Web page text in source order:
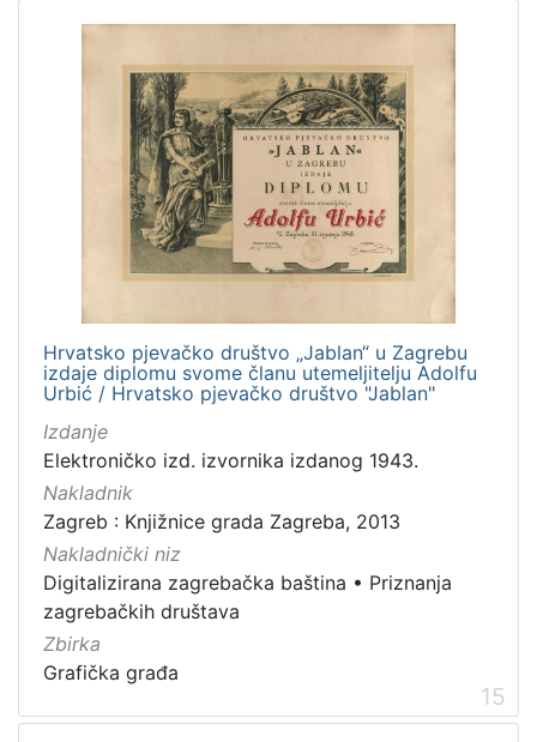
Hrvatsko pjevačko društvo „Jablan“ u Zagrebu
izdaje diplomu svome članu utemeljitelju Adolfu
Urbić / Hrvatsko pjevačko društvo "Jablan"
Izdanje
Elektroničko izd. izvornika izdanog 1943.
Nakladnik
Zagreb : Knjižnice grada Zagreba, 2013
Nakladnički niz
Digitalizirana zagrebačka baština • Priznanja
zagrebačkih društava
Zbirka
Grafička građa
15